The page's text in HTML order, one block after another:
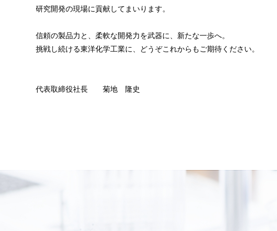
研究開発の現場に貢献してまいります。
信頼の製品力と、柔軟な開発力を武器に、新たな一歩へ。
挑戦し続ける東洋化学工業に、どうぞこれからもご期待ください。
代表取締役社長 菊地 隆史